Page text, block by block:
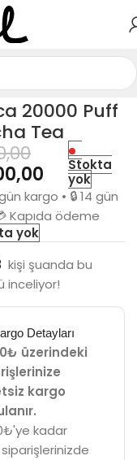
20000 Puff
Tea
Stokta
yok
kargo • 🔒 14 gün
Kapıda ödeme
yok
kişi şuanda bu
inceliyor!
Detayları
üzerindeki
kargo
kadar